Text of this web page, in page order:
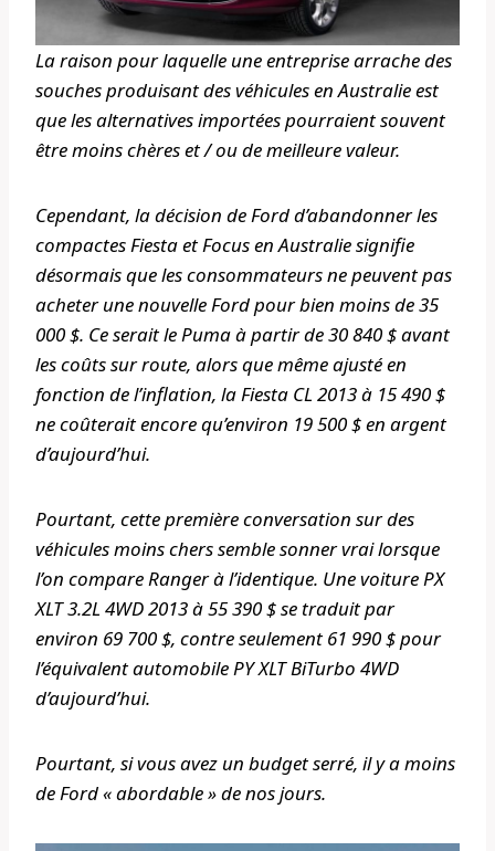
La raison pour laquelle une entreprise arrache des
souches produisant des véhicules en Australie est
que les alternatives importées pourraient souvent
être moins chères et / ou de meilleure valeur.
Cependant, la décision de Ford d’abandonner les
compactes Fiesta et Focus en Australie signifie
désormais que les consommateurs ne peuvent pas
acheter une nouvelle Ford pour bien moins de 35
000 $. Ce serait le Puma à partir de 30 840 $ avant
les coûts sur route, alors que même ajusté en
fonction de l’inflation, la Fiesta CL 2013 à 15 490 $
ne coûterait encore qu’environ 19 500 $ en argent
d’aujourd’hui.
Pourtant, cette première conversation sur des
véhicules moins chers semble sonner vrai lorsque
l’on compare Ranger à l’identique. Une voiture PX
XLT 3.2L 4WD 2013 à 55 390 $ se traduit par
environ 69 700 $, contre seulement 61 990 $ pour
l’équivalent automobile PY XLT BiTurbo 4WD
d’aujourd’hui.
Pourtant, si vous avez un budget serré, il y a moins
de Ford « abordable » de nos jours.